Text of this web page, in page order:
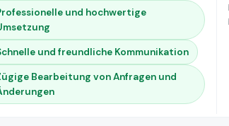
und hochwertige
und freundliche Kommunikation
Bearbeitung von Anfragen und